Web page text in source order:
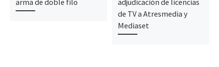
arma de doble filo
adjudicación de licencias
de TV a Atresmedia y
Mediaset